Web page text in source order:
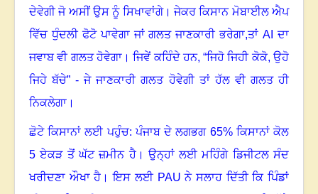
ਦੇਵੇਗੀ ਜੋ ਅਸੀਂ ਉਸ ਨੂੰ ਸਿਖਾਵਾਂਗੇ। ਜੇਕਰ ਕਿਸਾਨ ਮੋਬਾਈਲ ਐਪ
ਵਿੱਚ ਧੁੰਦਲੀ ਫੋਟੋ ਪਾਵੇਗਾ ਜਾਂ ਗਲਤ ਜਾਣਕਾਰੀ ਭਰੇਗਾ,ਤਾਂAIਦਾ
ਜਵਾਬ ਵੀ ਗਲਤ ਹੋਵੇਗਾ। ਜਿਵੇਂ ਕਹਿੰਦੇ ਹਨ,“ਜਿਹੋ ਜਿਹੀ ਕੋਕੋ,ਉਹੋ
ਜਿਹੇ ਬੱਚੇ” - ਜੇ ਜਾਣਕਾਰੀ ਗਲਤ ਹੋਵੇਗੀ ਤਾਂ ਹੱਲ ਵੀ ਗਲਤ ਹੀ
ਨਿਕਲੇਗਾ।
ਛੋਟੇ ਕਿਸਾਨਾਂ ਲਈ ਪਹੁੰਚ: ਪੰਜਾਬ ਦੇ ਲਗਭਗ 65%ਕਿਸਾਨਾਂ ਕੋਲ
5 ਏਕੜ ਤੋਂ ਘੱਟ ਜ਼ਮੀਨ ਹੈ। ਉਨ੍ਹਾਂ ਲਈ ਮਹਿੰਗੇ ਡਿਜੀਟਲ ਸੰਦ
ਖਰੀਦਣਾ ਔਖਾ ਹੈ। ਇਸ ਲਈ PAUਨੇ ਸਲਾਹ ਦਿੱਤੀ ਕਿ ਪਿੰਡਾਂ